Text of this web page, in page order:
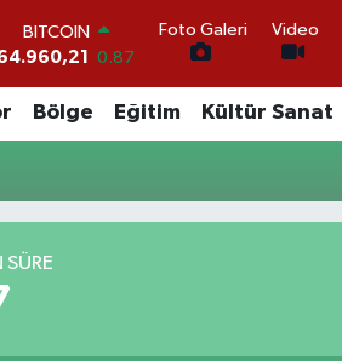
BITCOIN
0.87
47,7436 0.18
6660.55
Foto Galeri Video
Bölge Eğitim Kültür Sanat